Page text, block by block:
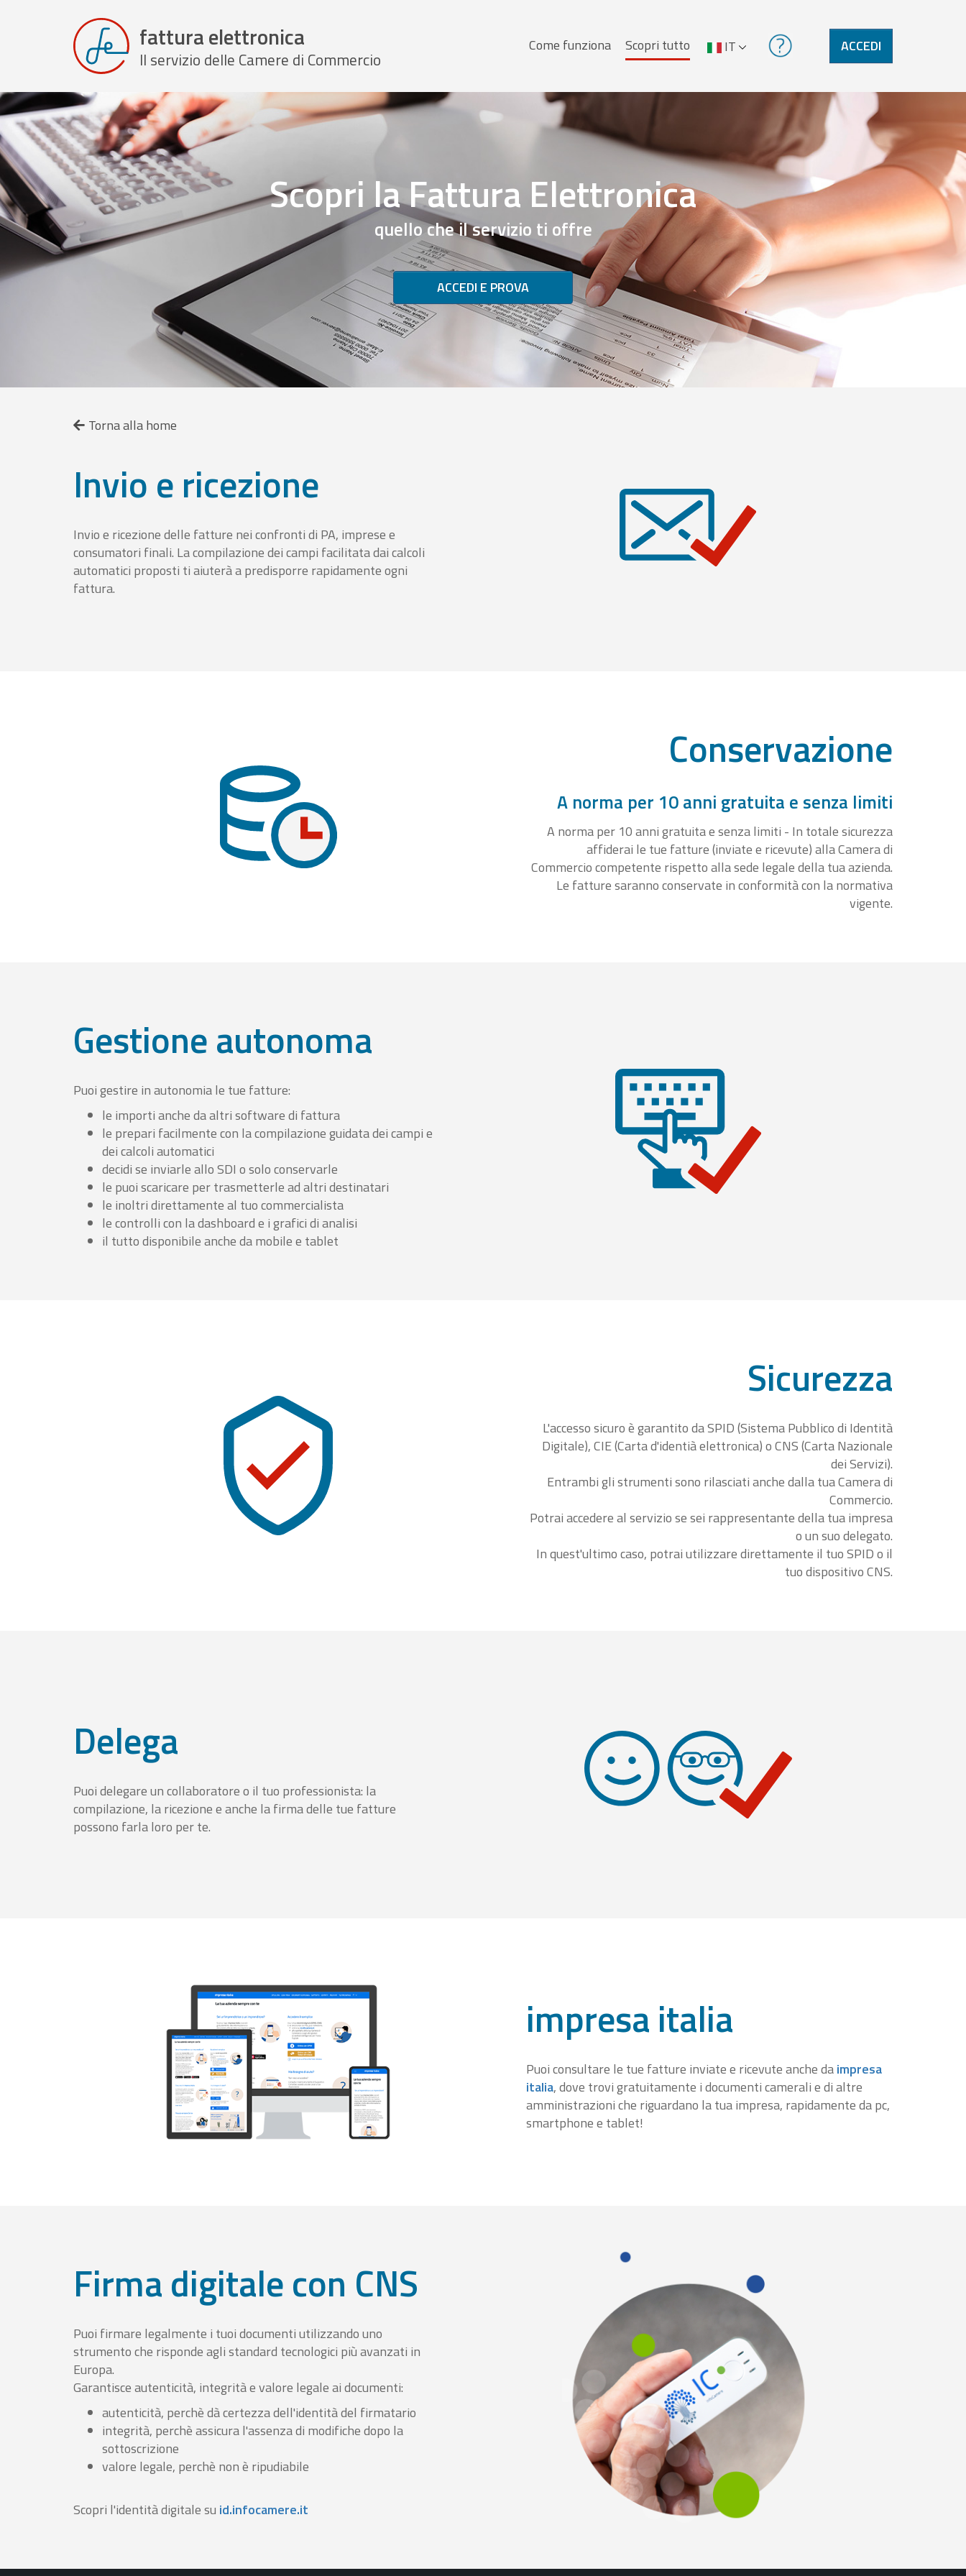
fattura elettronica
Il servizio delle Camere di Commercio Menu
principale
Come funziona Scopri tutto IT ACCEDI
Scopri la Fattura Elettronica
quello che il servizio ti offre
ACCEDI E PROVA
Torna alla home
Invio e ricezione
Invio e ricezione delle fatture nei confronti di PA, imprese e
consumatori finali. La compilazione dei campi facilitata dai calcoli
automatici proposti ti aiuterà a predisporre rapidamente ogni
fattura.
Conservazione
A norma per 10 anni gratuita e senza limiti
A norma per 10 anni gratuita e senza limiti - In totale sicurezza
affiderai le tue fatture (inviate e ricevute) alla Camera di
Commercio competente rispetto alla sede legale della tua azienda.
Le fatture saranno conservate in conformità con la normativa
vigente.
Gestione autonoma
Puoi gestire in autonomia le tue fatture:
le importi anche da altri software di fattura
le prepari facilmente con la compilazione guidata dei campi e
dei calcoli automatici
decidi se inviarle allo SDI o solo conservarle
le puoi scaricare per trasmetterle ad altri destinatari
le inoltri direttamente al tuo commercialista
le controlli con la dashboard e i grafici di analisi
il tutto disponibile anche da mobile e tablet
Sicurezza
L'accesso sicuro è garantito da SPID (Sistema Pubblico di Identità
Digitale), CIE (Carta d'identià elettronica) o CNS (Carta Nazionale
dei Servizi).
Entrambi gli strumenti sono rilasciati anche dalla tua Camera di
Commercio.
Potrai accedere al servizio se sei rappresentante della tua impresa
o un suo delegato.
In quest'ultimo caso, potrai utilizzare direttamente il tuo SPID o il
tuo dispositivo CNS.
Delega
Puoi delegare un collaboratore o il tuo professionista: la
compilazione, la ricezione e anche la firma delle tue fatture
possono farla loro per te.
impresa italia
Puoi consultare le tue fatture inviate e ricevute anche daimpresa
italia, dove trovi gratuitamente i documenti camerali e di altre
amministrazioni che riguardano la tua impresa, rapidamente da pc,
smartphone e tablet!
Firma digitale con CNS
Puoi firmare legalmente i tuoi documenti utilizzando uno
strumento che risponde agli standard tecnologici più avanzati in
Europa.
Garantisce autenticità, integrità e valore legale ai documenti:
autenticità, perchè dà certezza dell'identità del firmatario
integrità, perchè assicura l'assenza di modifiche dopo la
sottoscrizione
valore legale, perchè non è ripudiabile
Scopri l'identità digitale su id.infocamere.it